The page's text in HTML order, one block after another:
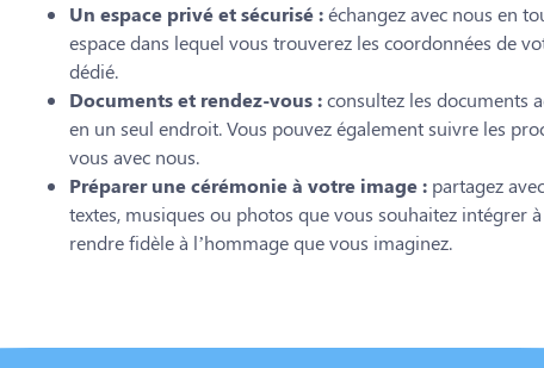
Un espace privé et sécurisé :échangez avec nous en
espace dans lequel vous trouverez les coordonnées de
dédié.
Documents et rendez-vous :consultez les documents
en un seul endroit. Vous pouvez également suivre les
vous avec nous.
Préparer une cérémonie à votre image : partagez
textes, musiques ou photos que vous souhaitez intégrer
rendre fidèle à l’hommage que vous imaginez.